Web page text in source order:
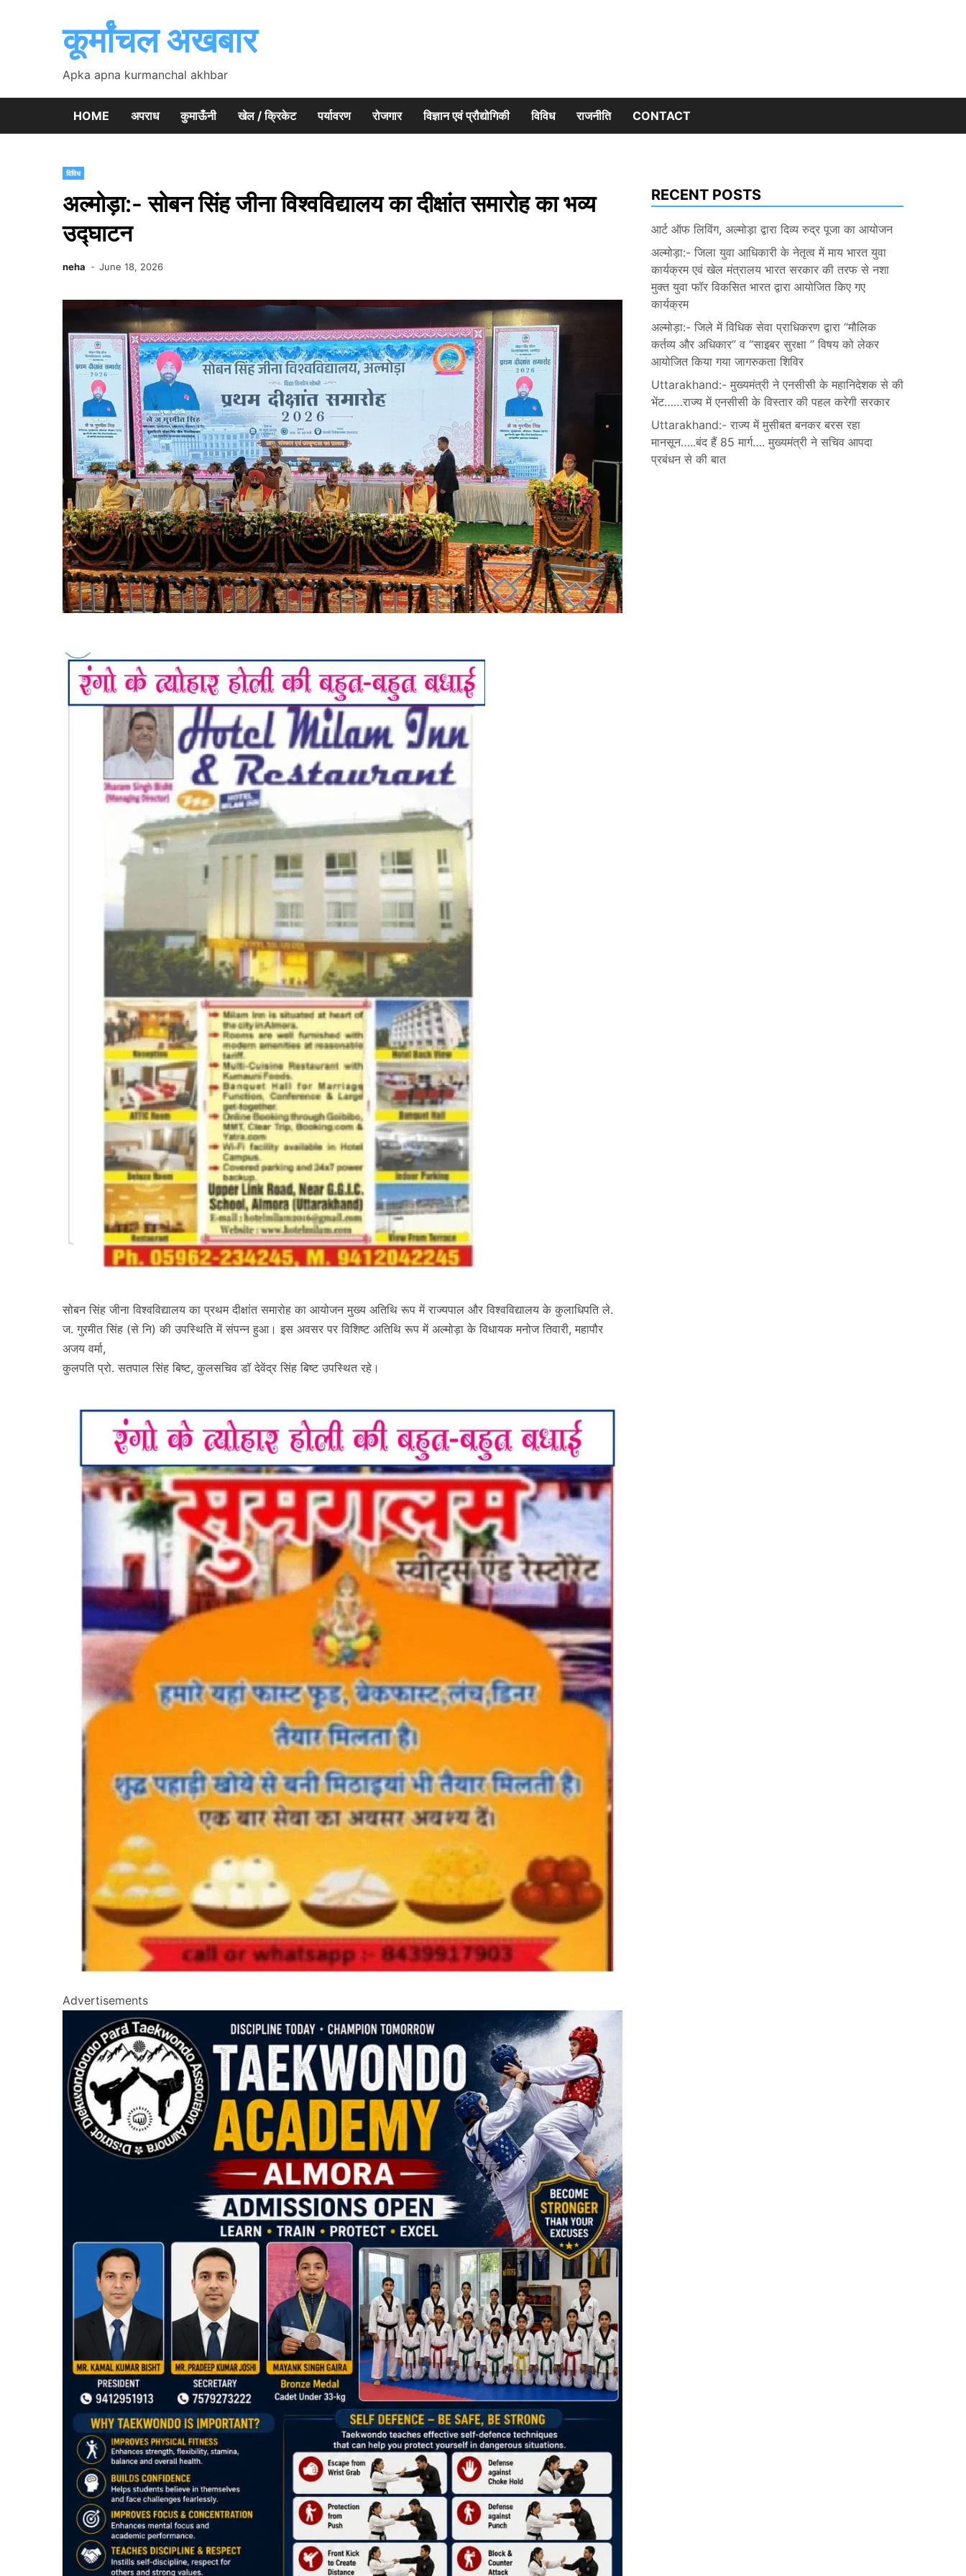
कूर्मांचल अखबार
Apka apna kurmanchal akhbar
HOME अपराध कुमाऊँनी खेल / क्रिकेट पर्यावरण रोजगार विज्ञान एवं प्रौद्योगिकी विविध राजनीति CONTACT
विविध
अल्मोड़ा:- सोबन सिंह जीना विश्वविद्यालय का दीक्षांत समारोह का भव्य
उद्घाटन
neha June 18, 2026
सोबन सिंह जीना विश्वविद्यालय का प्रथम दीक्षांत समारोह का आयोजन मुख्य अतिथि रूप में राज्यपाल और विश्वविद्यालय के कुलाधिपति ले.
ज. गुरमीत सिंह (से नि) की उपस्थिति में संपन्न हुआ। इस अवसर पर विशिष्ट अतिथि रूप में अल्मोड़ा के विधायक मनोज तिवारी, महापौर
अजय वर्मा,
कुलपति प्रो. सतपाल सिंह बिष्ट, कुलसचिव डॉ देवेंद्र सिंह बिष्ट उपस्थित रहे।
Advertisements
RECENT POSTS
आर्ट ऑफ लिविंग, अल्मोड़ा द्वारा दिव्य रुद्र पूजा का आयोजन
अल्मोड़ा:- जिला युवा आधिकारी के नेतृत्व में माय भारत युवा
कार्यक्रम एवं खेल मंत्रालय भारत सरकार की तरफ से नशा
मुक्त युवा फॉर विकसित भारत द्वारा आयोजित किए गए
कार्यक्रम
अल्मोड़ा:- जिले में विधिक सेवा प्राधिकरण द्वारा “मौलिक
कर्तव्य और अधिकार” व “साइबर सुरक्षा ” विषय को लेकर
आयोजित किया गया जागरुकता शिविर
Uttarakhand:- मुख्यमंत्री ने एनसीसी के महानिदेशक से की
भेंट……राज्य में एनसीसी के विस्तार की पहल करेगी सरकार
Uttarakhand:- राज्य में मुसीबत बनकर बरस रहा
मानसून…..बंद हैं 85 मार्ग…. मुख्यमंत्री ने सचिव आपदा
प्रबंधन से की बात